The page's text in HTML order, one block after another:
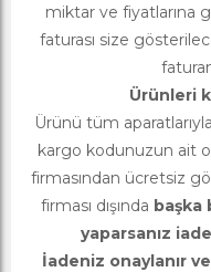
miktar ve fiyatlarına
faturası size
Ürünleri
Ürünü tüm
kargo kodunuzun ait
firmasından ücretsiz
firması dışında başka
yaparsanız
İadeniz onaylanır